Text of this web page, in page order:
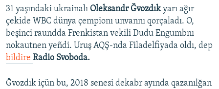
RFE/RS bütün saytları
31 yaşındaki ukrainalı Oleksandr Ğvozdıkyarı ağır
çekide WBC dünya çempionı unvannı qorçaladı. O,
beşinci raundda Frenkistan vekili Dudu Engumbnı
nokautnen yeñdi. Uruş AQŞ-nda Filadelfiyada oldı, dep
bildire Radio Svoboda.
Ğvozdık içün bu, 2018 senesi dekabr ayında qazanılğan